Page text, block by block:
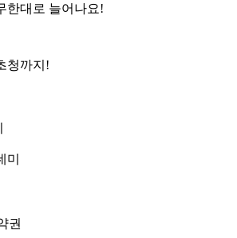
한대로 늘어나요!
청까지!